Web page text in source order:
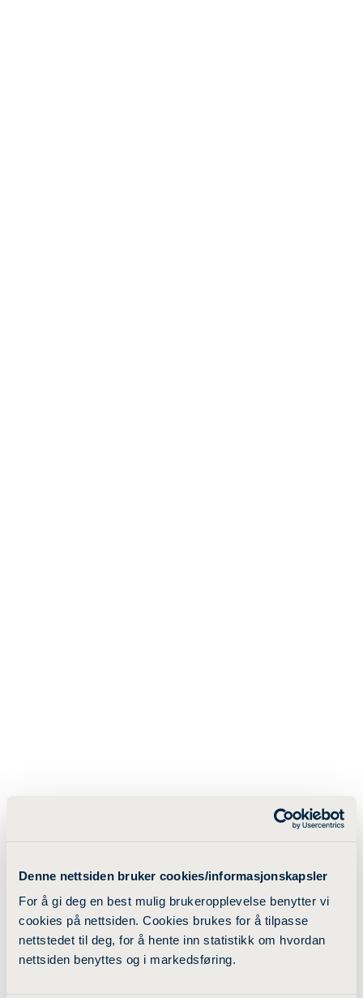
Denne nettsiden bruker cookies/informasjonskapsler
For å gi deg en best mulig brukeropplevelse benytter vi
cookies på nettsiden. Cookies brukes for å tilpasse
nettstedet til deg, for å hente inn statistikk om hvordan
nettsiden benyttes og i markedsføring.